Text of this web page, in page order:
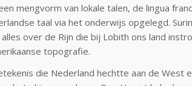
mengvorm van lokale talen, de lingua
taal via het onderwijs opgelegd.
over de Rijn die bij Lobith ons land
topografie.
die Nederland hechtte aan de West